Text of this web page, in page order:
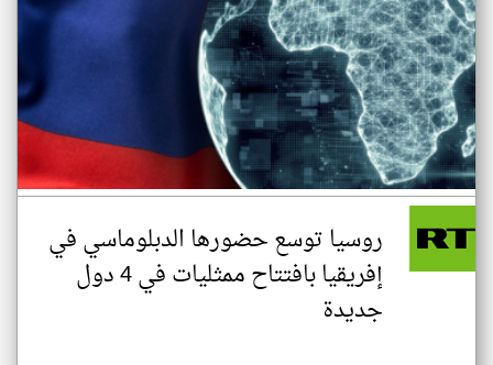
روسيا توسع حضورها الدبلوماسي في
إفريقيا بافتتاح ممثليات في 4 دول
جديدة